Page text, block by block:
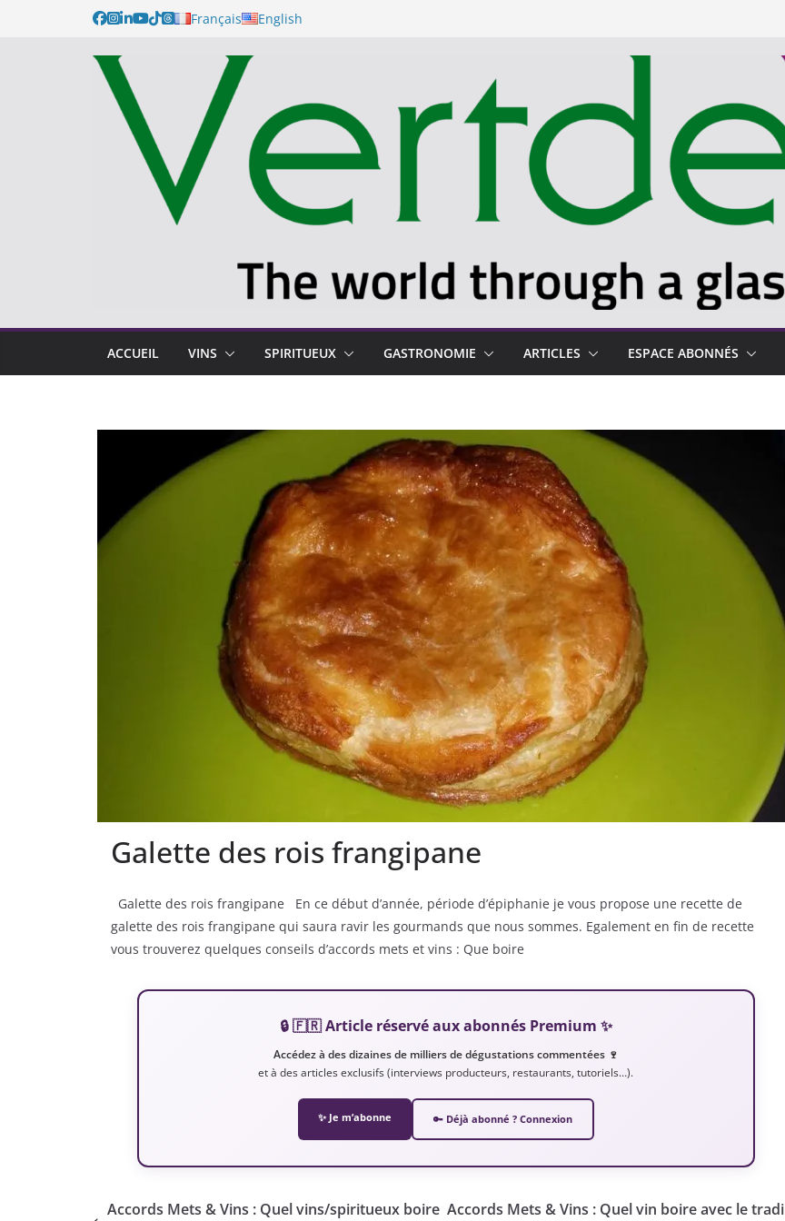
Français English
ACCUEIL VINS SPIRITUEUX GASTRONOMIE ARTICLES ESPACE ABONNÉS
Galette des rois frangipane
Galette des rois frangipane En ce début d’année, période d’épiphanie je vous propose une recette de
galette des rois frangipane qui saura ravir les gourmands que nous sommes. Egalement en fin de recette
vous trouverez quelques conseils d’accords mets et vins : Que boire
🔒 🇫🇷 Article réservé aux abonnés Premium ✨
Accédez à des dizaines de milliers de dégustations commentées 🍷
et à des articles exclusifs (interviews producteurs, restaurants, tutoriels…).
✨ Je m’abonne 🔑 Déjà abonné ? Connexion
Accords Mets & Vins : Quel vins/spiritueux boire Accords Mets & Vins : Quel vin boire avec le tradi